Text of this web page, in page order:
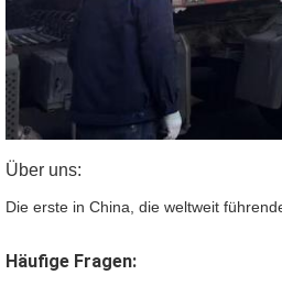
Über uns:
Die erste in China, die weltweit
Häufige Fragen: